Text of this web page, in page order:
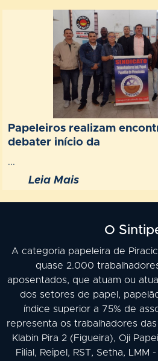
Papeleiros realizam
debater início da
...
Leia Mais
O
A categoria papeleira de
quase 2.000
aposentados, que atuam ou
dos setores de papel,
índice superior a 75% de
representa os trabalhadores das
Klabin Pira 2 (Figueira), Oji
Filial, Reipel, RST, Setha, LMM